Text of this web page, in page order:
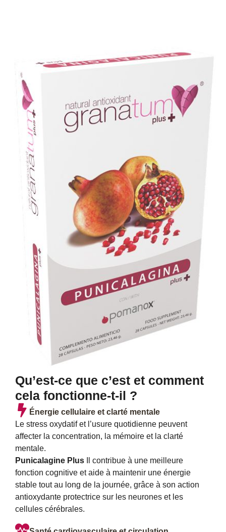
Qu’est-ce que c’est et comment
cela fonctionne-t-il ?
Énergie cellulaire et clarté mentale
Le stress oxydatif et l’usure quotidienne peuvent
affecter la concentration, la mémoire et la clarté
mentale.
Punicalagine Plus Il contribue à une meilleure
fonction cognitive et aide à maintenir une énergie
stable tout au long de la journée, grâce à son action
antioxydante protectrice sur les neurones et les
cellules cérébrales.